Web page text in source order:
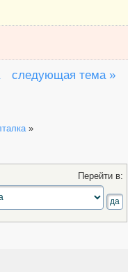
следующая тема »
»
Перейти в: